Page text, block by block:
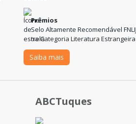
Prêmios
Selo Altamente Recomendável
na Categoria Literatura
Saiba mais
ABCTuques